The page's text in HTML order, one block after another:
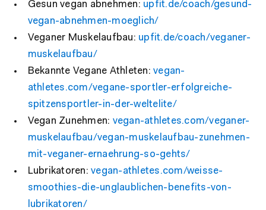
Gesun vegan abnehmen: upfit.de/coach/gesund-
vegan-abnehmen-moeglich/
Veganer Muskelaufbau: upfit.de/coach/veganer-
muskelaufbau/
Bekannte Vegane Athleten:vegan-
athletes.com/vegane-sportler-erfolgreiche-
spitzensportler-in-der-weltelite/
Vegan Zunehmen: vegan-athletes.com/veganer-
muskelaufbau/vegan-muskelaufbau-zunehmen-
mit-veganer-ernaehrung-so-gehts/
Lubrikatoren:vegan-athletes.com/weisse-
smoothies-die-unglaublichen-benefits-von-
lubrikatoren/